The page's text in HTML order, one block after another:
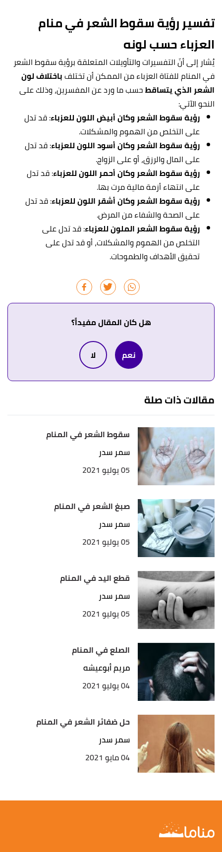
تفسير رؤية سقوط الشعر في منام
العزباء حسب لونه
يُشار إلى أنّ التفسيرات والتأويلات المتعلقة برؤية سقوط الشعر
في المنام للفتاة العزباء من الممكن أن تختلفباختلاف لون
الشعر الذي يتساقطحسب ما ورد عن المفسرين، وذلك على
النحو الآتي:
رؤية سقوط الشعر وكان أبيض اللون للعزباء: قد تدل
على التخلص من الهموم والمشكلات.
رؤية سقوط الشعر وكان أسود اللون للعزباء: قد تدل
على المال والرزق، أو على الزواج.
رؤية سقوط الشعر وكان أحمر اللون للعزباء: قد تدل
على انتهاء أزمة مالية مرت بها.
رؤية سقوط الشعر وكان أشقر اللون للعزباء: قد تدل
على الصحة والشفاء من المرض.
رؤية سقوط الشعر الملون للعزباء: قد تدل على
التخلص من الهموم والمشكلات، أو قد تدل على
تحقيق الأهداف والطموحات.
هل كان المقال مفيداً؟
نعم لا
مقالات ذات صلة
سقوط الشعر في المنام
سمر سدر
05 يوليو 2021
صبغ الشعر في المنام
سمر سدر
05 يوليو 2021
قطع اليد في المنام
سمر سدر
05 يوليو 2021
الصلع في المنام
مريم أبوعيشه
04 يوليو 2021
حل ضفائر الشعر في المنام
سمر سدر
04 مايو 2021